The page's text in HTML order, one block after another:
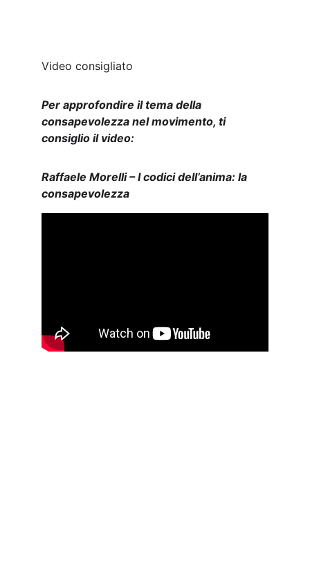
Video consigliato
Per approfondire il tema della
consapevolezza nel movimento, ti
consiglio il video:
Raffaele Morelli – I codici dell’anima: la
consapevolezza